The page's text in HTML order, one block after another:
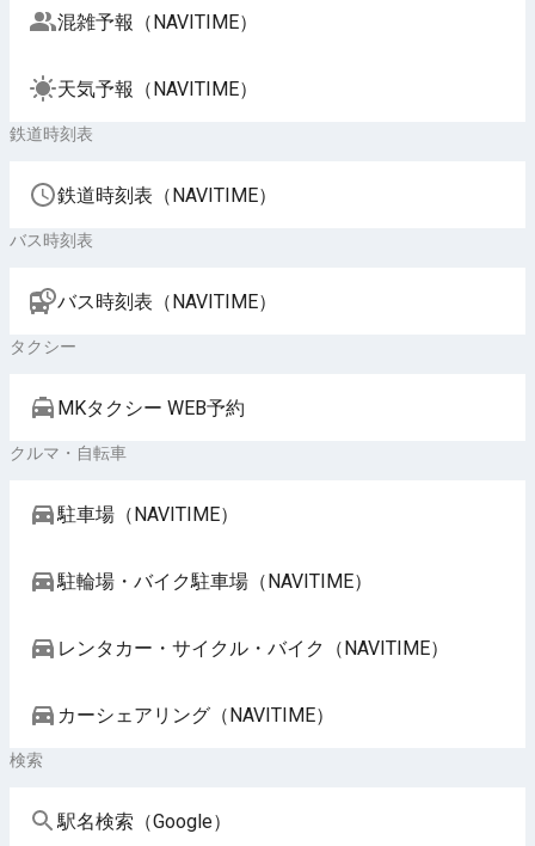
混雑予報（NAVITIME）
天気予報（NAVITIME）
鉄道時刻表
鉄道時刻表（NAVITIME）
バス時刻表
バス時刻表（NAVITIME）
タクシー
MKタクシー WEB予約
クルマ・自転車
駐車場（NAVITIME）
駐輪場・バイク駐車場（NAVITIME）
レンタカー・サイクル・バイク（NAVITIME）
カーシェアリング（NAVITIME）
検索
駅名検索（Google）